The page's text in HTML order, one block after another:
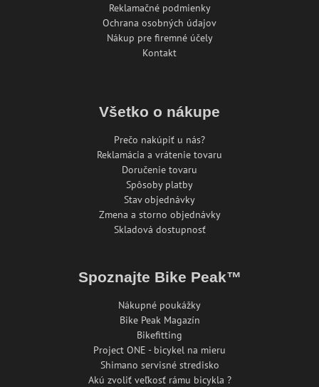
Reklamačné podmienky
Ochrana osobných údajov
Nákup pre firemné účely
Kontakt
Všetko o nákupe
Prečo nakúpiť u nás?
Reklamácia a vrátenie tovaru
Doručenie tovaru
Spôsoby platby
Stav objednávky
Zmena a storno objednávky
Skladová dostupnosť
Spoznajte Bike Peak™
Nákupné poukážky
Bike Peak Magazín
Bikefitting
Project ONE - bicykel na mieru
Shimano servisné stredisko
Akú zvoliť veľkosť rámu bicykla ?